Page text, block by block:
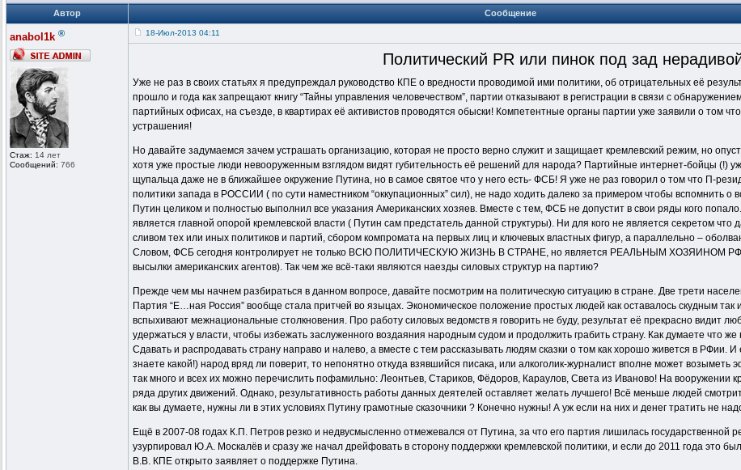
Автор Сообщение
anabol1k ®
Стаж: 14 лет
Сообщений: 766
18-Июл-2013 04:11
Политический PR или пинок под зад
Уже не раз в своих статьях я предупреждал руководство КПЕ о вредности проводимой ими политики, об отрицательных её
прошло и года как запрещают книгу “Тайны управления человечеством”, партии отказывают в регистрации в связи с
партийных офисах, на съезде, в квартирах её активистов проводятся обыски! Компетентные органы партии уже заявили о том
устрашения!
Но давайте задумаемся зачем устрашать организацию, которая не просто верно служит и защищает кремлевский режим, но
хотя уже простые люди невооруженным взглядом видят губительность её решений для народа? Партийные интернет-бойцы
щупальца даже не в ближайшее окружение Путина, но в самое святое что у него есть- ФСБ! Я уже не раз говорил о том что П-
политики запада в РОССИИ ( по сути наместником “оккупационных” сил), не надо ходить далеко за примером чтобы вспомнить о
Путин целиком и полностью выполнил все указания Американских хозяев. Вместе с тем, ФСБ не допустит в свои ряды кого
является главной опорой кремлевской власти ( Путин сам предстатель данной структуры). Ни для кого не является секретом
сливом тех или иных политиков и партий, сбором компромата на первых лиц и ключевых властных фигур, а параллельно –
Словом, ФСБ сегодня контролирует не только ВСЮ ПОЛИТИЧЕСКУЮ ЖИЗНЬ В СТРАНЕ, но является РЕАЛЬНЫМ ХОЗЯИНОМ РФ и
высылки американских агентов). Так чем же всё-таки являются наезды силовых структур на партию?
Прежде чем мы начнем разбираться в данном вопросе, давайте посмотрим на политическую ситуацию в стране. Две трети
Партия “Е…ная Россия” вообще стала притчей во языцах. Экономическое положение простых людей как оставалось скудным так
вспыхивают межнациональные столкновения. Про работу силовых ведомств я говорить не буду, результат её прекрасно видит
удержаться у власти, чтобы избежать заслуженного воздаяния народным судом и продолжить грабить страну. Как думаете что
Сдавать и распродавать страну направо и налево, а вместе с тем рассказывать людям сказки о том как хорошо живется в РФии.
знаете какой!) народ вряд ли поверит, то непонятно откуда взявшийся писака, или алкоголик-журналист вполне может
так много и всех их можно перечислить пофамильно: Леонтьев, Стариков, Фёдоров, Караулов, Света из Иваново! На вооружении
ряда других движений. Однако, результативность работы данных деятелей оставляет желать лучшего! Всё меньше людей
как вы думаете, нужны ли в этих условиях Путину грамотные сказочники ? Конечно нужны! А уж если на них и денег тратить не
Ещё в 2007-08 годах К.П. Петров резко и недвусмысленно отмежевался от Путина, за что его партия лишилась государственной
узурпировал Ю.А. Москалёв и сразу же начал дрейфовать в сторону поддержки кремлевской политики, и если до 2011 года это
В.В. КПЕ открыто заявляет о поддержке Путина.